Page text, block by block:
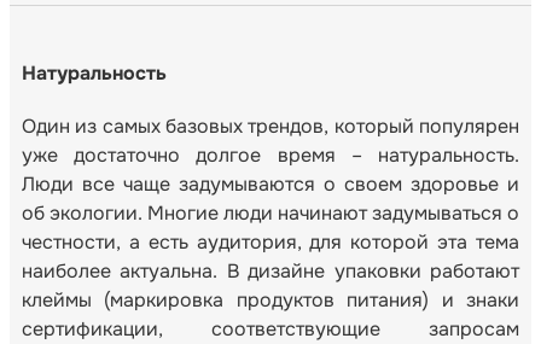
Натуральность
Один из самых базовых трендов, который популярен
уже достаточно долгое время – натуральность.
Люди все чаще задумываются о своем здоровье и
об экологии. Многие люди начинают задумываться о
честности, а есть аудитория, для которой эта тема
наиболее актуальна. В дизайне упаковки работают
клеймы (маркировка продуктов питания) и знаки
сертификации, соответствующие запросам